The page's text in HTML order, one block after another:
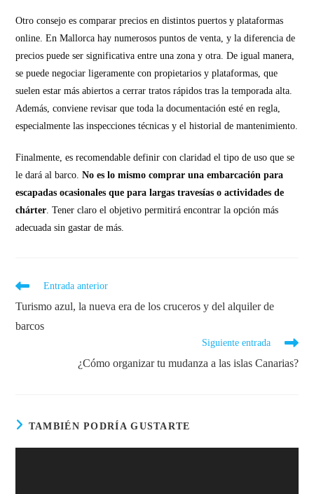
Otro consejo es comparar precios en distintos puertos y plataformas
online. En Mallorca hay numerosos puntos de venta, y la diferencia de
precios puede ser significativa entre una zona y otra. De igual manera,
se puede negociar ligeramente con propietarios y plataformas, que
suelen estar más abiertos a cerrar tratos rápidos tras la temporada alta.
Además, conviene revisar que toda la documentación esté en regla,
especialmente las inspecciones técnicas y el historial de mantenimiento.
Finalmente, es recomendable definir con claridad el tipo de uso que se
le dará al barco.No es lo mismo comprar una embarcación para
escapadas ocasionales que para largas travesías o actividades de
chárter. Tener claro el objetivo permitirá encontrar la opción más
adecuada sin gastar de más.
Entrada anterior
Turismo azul, la nueva era de los cruceros y del alquiler de
barcos
Siguiente entrada
¿Cómo organizar tu mudanza a las islas Canarias?
TAMBIÉN PODRÍA GUSTARTE